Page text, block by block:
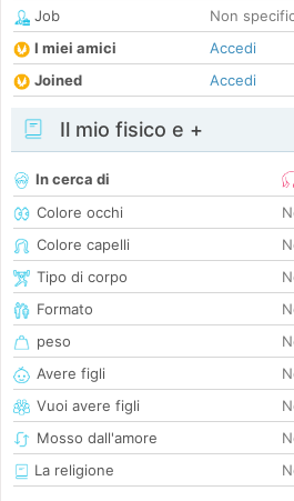
Job
Non
I miei amici
Accedi
Joined
Accedi
Il mio fisico e +
In cerca di
Colore occhi
Colore capelli
Tipo di corpo
Formato
peso
Avere figli
Vuoi avere figli
Mosso dall'amore
La religione